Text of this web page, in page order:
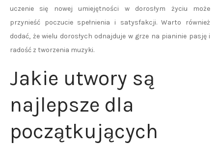
uczenie się nowej umiejętności w dorosłym życiu może
przynieść poczucie spełnienia i satysfakcji. Warto również
dodać, że wielu dorosłych odnajduje w grze na pianinie pasję i
radość z tworzenia muzyki.
Jakie utwory są
najlepsze dla
początkujących